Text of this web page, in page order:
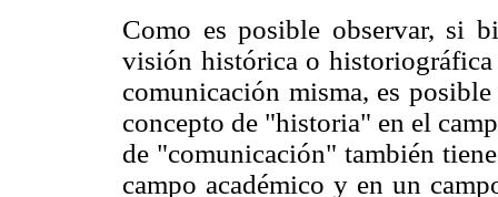
Como es posible observar, si
visión histórica o
comunicación misma, es
concepto de "historia" en el
de "comunicación" también
campo académico y en un